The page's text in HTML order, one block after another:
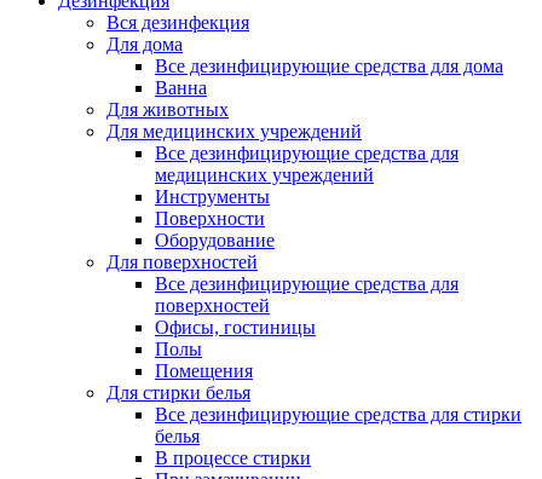
Вся дезинфекция
Для дома
Все дезинфицирующие средства для дома
Ванна
Для животных
Для медицинских учреждений
Все дезинфицирующие средства для
медицинских учреждений
Инструменты
Поверхности
Оборудование
Для поверхностей
Все дезинфицирующие средства для
поверхностей
Офисы, гостиницы
Полы
Помещения
Для стирки белья
Все дезинфицирующие средства для стирки
белья
В процессе стирки